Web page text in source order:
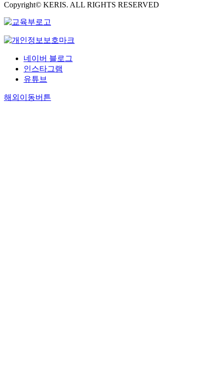
Copyright© KERIS. ALL RIGHTS RESERVED
네이버 블로그
인스타그램
유튜브
해외이동버튼